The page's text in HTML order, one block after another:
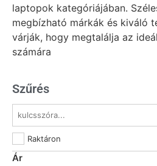
Szűrés
Raktáron
Ár
laptopok kategóriájában.
megbízható márkák és kiváló
várják, hogy megtalálja az
számára